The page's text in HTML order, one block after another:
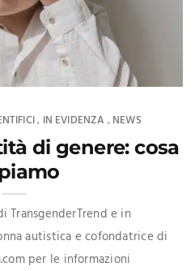
, IN EVIDENZA , NEWS
di genere: cosa
TransgenderTrend e in
autistica e cofondatrice di
per le informazioni